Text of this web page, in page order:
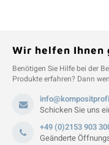
Wir helfen Ihnen
Benötigen Sie Hilfe bei der
Produkte erfahren? Dann
Schicken Sie uns
+49 (0)2153 903
Geänderte